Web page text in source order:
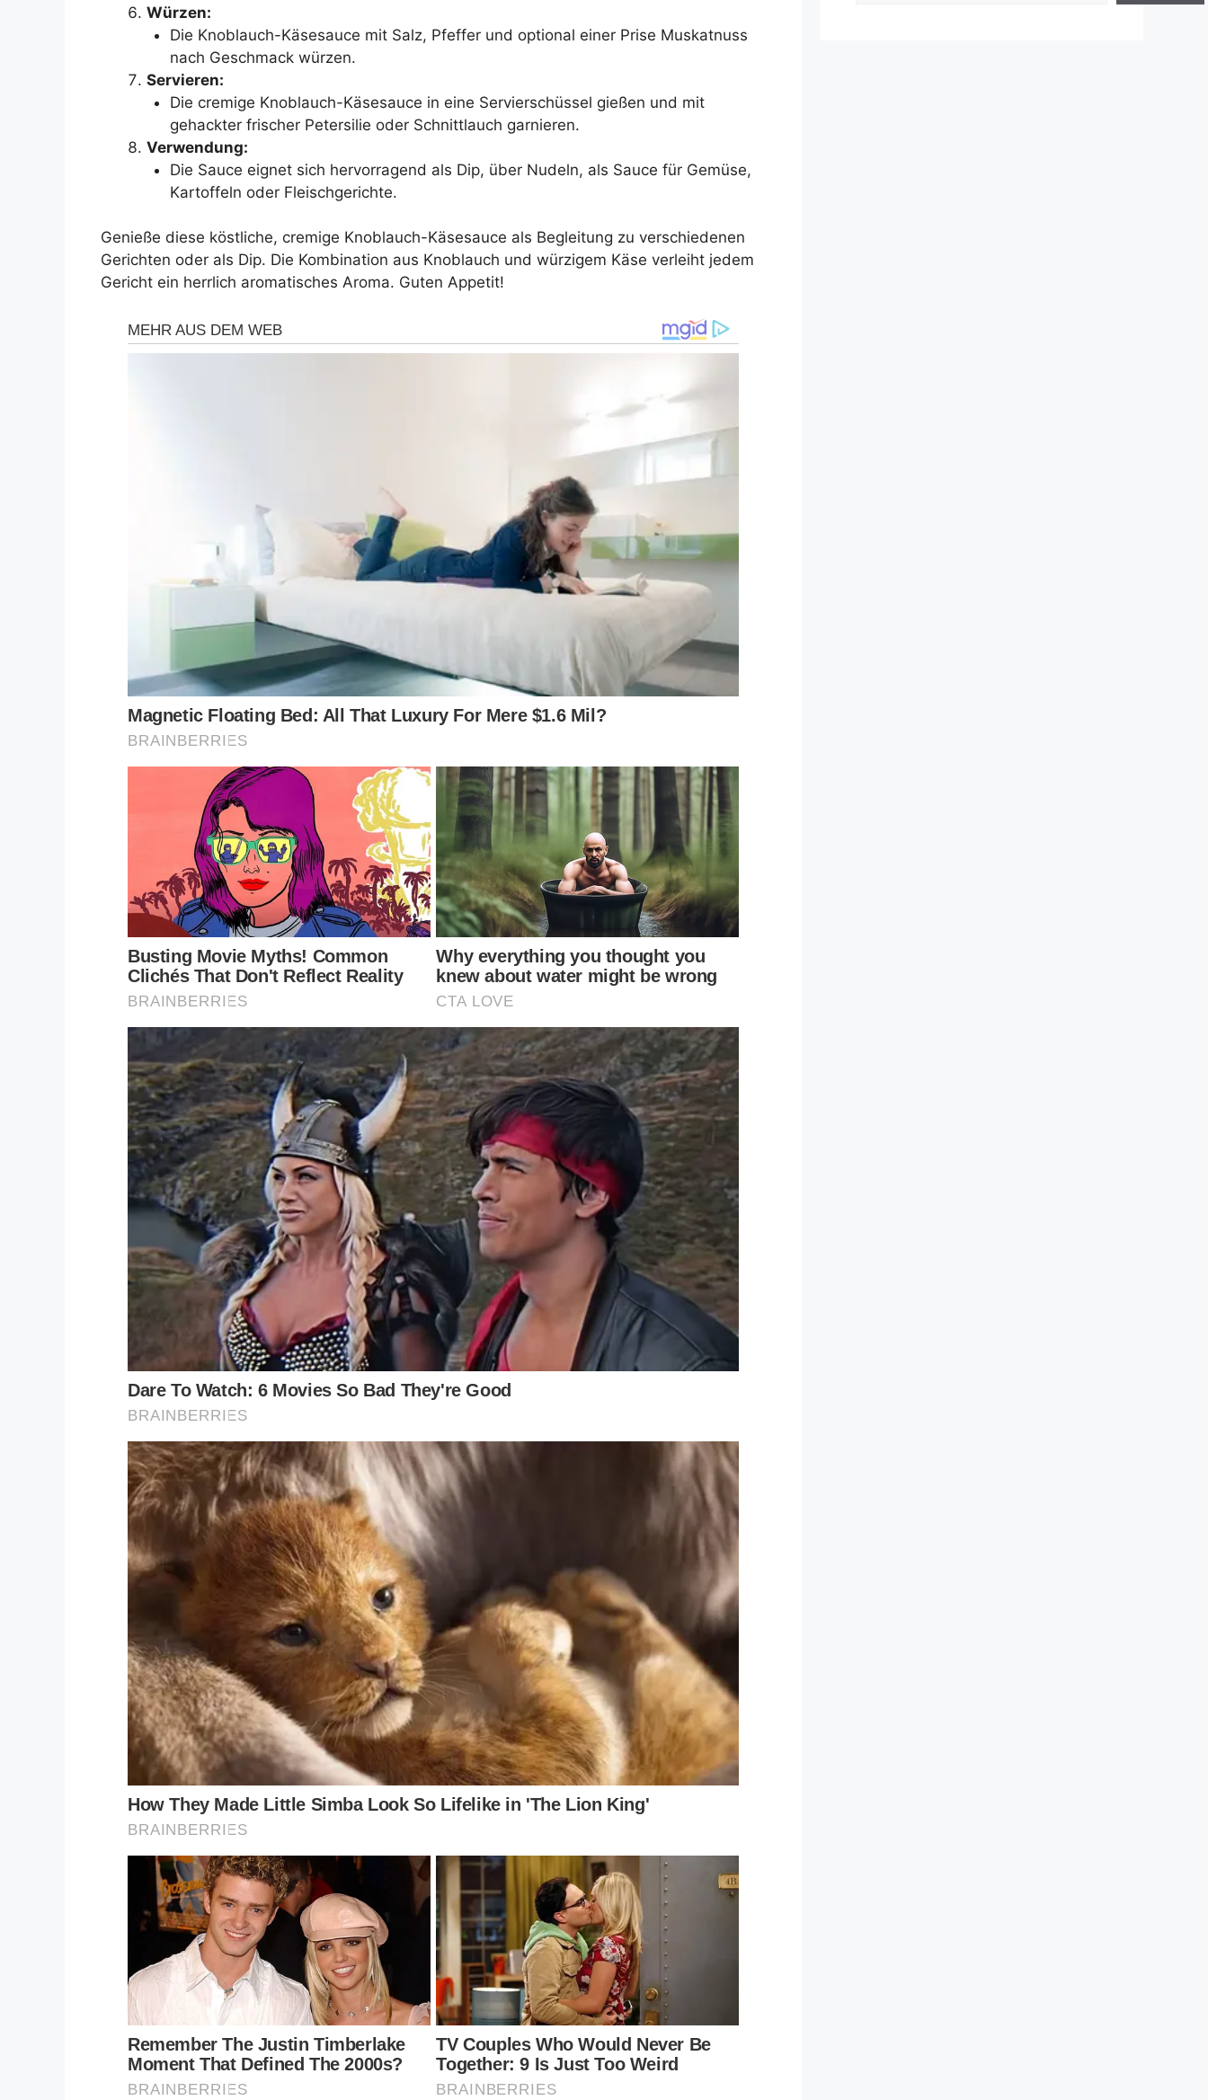
Würzen:
Die Knoblauch-Käsesauce mit Salz, Pfeffer und optional einer Prise Muskatnuss
nach Geschmack würzen.
Servieren:
Die cremige Knoblauch-Käsesauce in eine Servierschüssel gießen und mit
gehackter frischer Petersilie oder Schnittlauch garnieren.
Verwendung:
Die Sauce eignet sich hervorragend als Dip, über Nudeln, als Sauce für Gemüse,
Kartoffeln oder Fleischgerichte.
Genieße diese köstliche, cremige Knoblauch-Käsesauce als Begleitung zu verschiedenen
Gerichten oder als Dip. Die Kombination aus Knoblauch und würzigem Käse verleiht jedem
Gericht ein herrlich aromatisches Aroma. Guten Appetit!